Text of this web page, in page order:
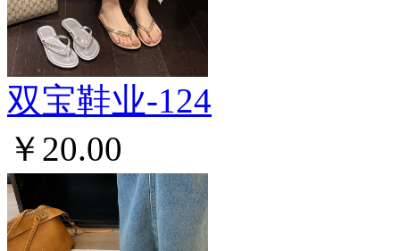
双宝鞋业-124
￥20.00